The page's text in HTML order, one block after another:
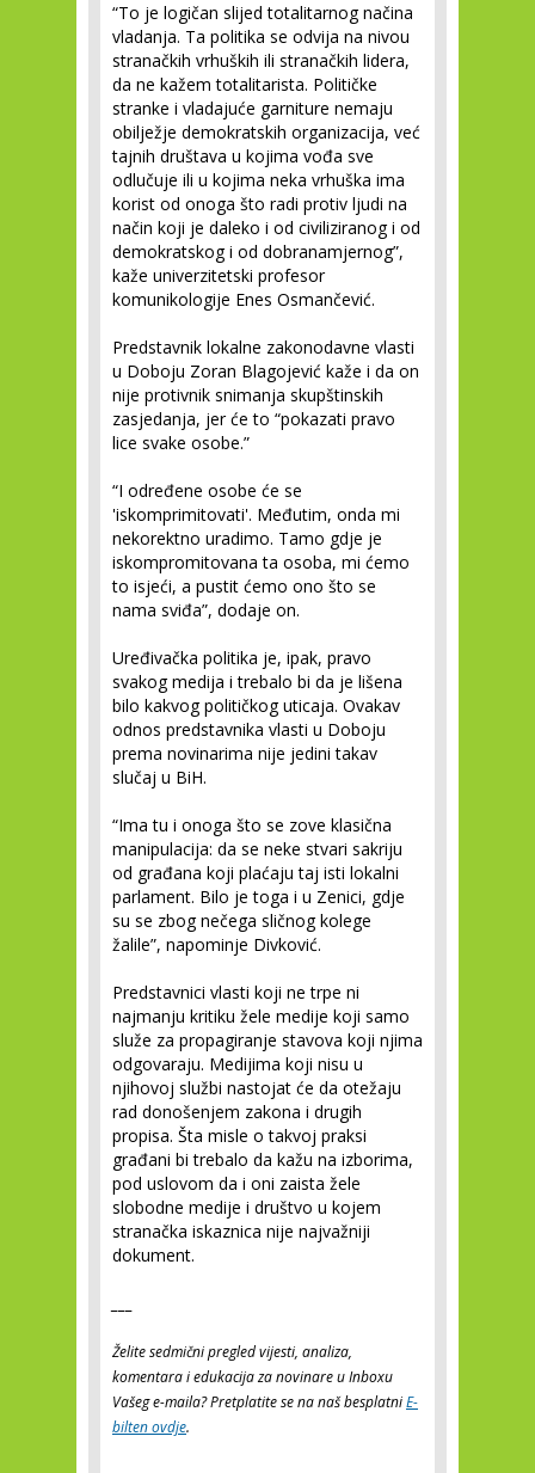
“To je logičan slijed totalitarnog načina
vladanja. Ta politika se odvija na nivou
stranačkih vrhuških ili stranačkih lidera,
da ne kažem totalitarista. Političke
stranke i vladajuće garniture nemaju
obilježje demokratskih organizacija, već
tajnih društava u kojima vođa sve
odlučuje ili u kojima neka vrhuška ima
korist od onoga što radi protiv ljudi na
način koji je daleko i od civiliziranog i od
demokratskog i od dobranamjernog”,
kaže univerzitetski profesor
komunikologije Enes Osmančević.
Predstavnik lokalne zakonodavne vlasti
u Doboju Zoran Blagojević kaže i da on
nije protivnik snimanja skupštinskih
zasjedanja, jer će to “pokazati pravo
lice svake osobe.”
“I određene osobe će se
'iskomprimitovati'. Međutim, onda mi
nekorektno uradimo. Tamo gdje je
iskompromitovana ta osoba, mi ćemo
to isjeći, a pustit ćemo ono što se
nama sviđa”, dodaje on.
Uređivačka politika je, ipak, pravo
svakog medija i trebalo bi da je lišena
bilo kakvog političkog uticaja. Ovakav
odnos predstavnika vlasti u Doboju
prema novinarima nije jedini takav
slučaj u BiH.
“Ima tu i onoga što se zove klasična
manipulacija: da se neke stvari sakriju
od građana koji plaćaju taj isti lokalni
parlament. Bilo je toga i u Zenici, gdje
su se zbog nečega sličnog kolege
žalile”, napominje Divković.
Predstavnici vlasti koji ne trpe ni
najmanju kritiku žele medije koji samo
služe za propagiranje stavova koji njima
odgovaraju. Medijima koji nisu u
njihovoj službi nastojat će da otežaju
rad donošenjem zakona i drugih
propisa. Šta misle o takvoj praksi
građani bi trebalo da kažu na izborima,
pod uslovom da i oni zaista žele
slobodne medije i društvo u kojem
stranačka iskaznica nije najvažniji
dokument.
Želite sedmični pregled vijesti, analiza,
komentara i edukacija za novinare u Inboxu
Vašeg e-maila? Pretplatite se na naš besplatniE-
bilten ovdje.